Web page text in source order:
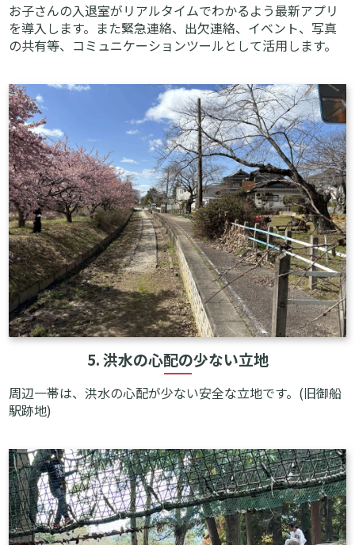
お子さんの入退室がリアルタイムでわかるよう最新アプリ
を導入します。また緊急連絡、出欠連絡、イベント、写真
の共有等、コミュニケーションツールとして活用します。
5. 洪水の心配の少ない立地
周辺一帯は、洪水の心配が少ない安全な立地です。(旧御船
駅跡地)